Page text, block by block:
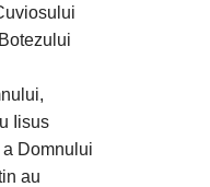
Iisus
Domnului
au